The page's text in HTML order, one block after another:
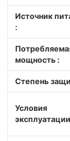
Источник
:
мощность :
Степень
Условия